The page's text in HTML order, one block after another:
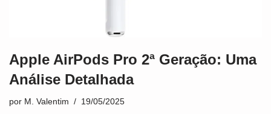
Apple AirPods Pro 2ª Geração: Uma
Análise Detalhada
por M. Valentim 19/05/2025